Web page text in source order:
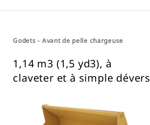
Godets - Avant de pelle chargeuse
1,14 m3 (1,5 yd3), à
claveter et à simple dévers